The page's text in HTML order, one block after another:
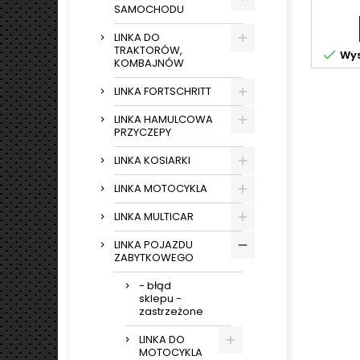
SAMOCHODU
LINKA DO
TRAKTORÓW,
KOMBAJNÓW
LINKA FORTSCHRITT
LINKA HAMULCOWA
PRZYCZEPY
LINKA KOSIARKI
LINKA MOTOCYKLA
LINKA MULTICAR
LINKA POJAZDU
ZABYTKOWEGO
- błąd
sklepu -
zastrzeżone
LINKA DO
MOTOCYKLA
